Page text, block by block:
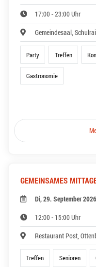
17:00 - 23:00 Uhr
Gemeindesaal,
Party Treffen
Gastronomie
GEMEINSAMES
Di, 29. September 2026
12:00 - 15:00 Uhr
Restaurant Post,
Treffen Senioren